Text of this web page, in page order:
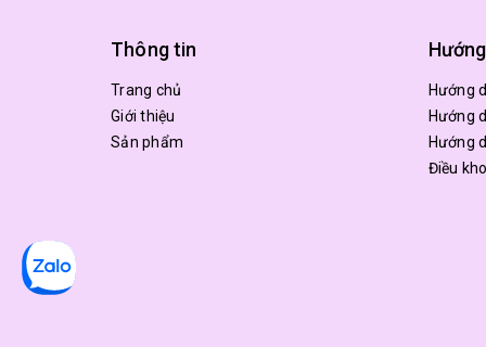
Thông tin
Trang chủ
Giới thiệu
Sản phẩm
Hướng
Hướng
Hướng
Điều